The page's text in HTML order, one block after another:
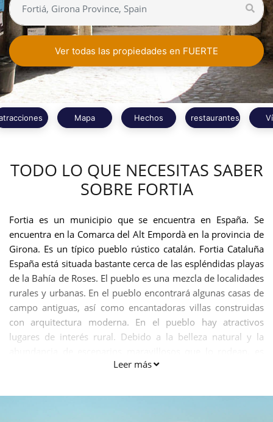
Ver todas las propiedades en FUERTE
Mapa Hechos restaurantes
TODO LO QUE NECESITAS SABER
SOBRE FORTIA
Fortia es un municipio que se encuentra en España. Se
encuentra en la Comarca del Alt Empordà en la provincia de
Girona. Es un típico pueblo rústico catalán. Fortia Cataluña
España está situada bastante cerca de las espléndidas playas
de la Bahía de Roses. El pueblo es una mezcla de localidades
rurales y urbanas. En el pueblo encontrará algunas casas de
campo antiguas, así como encantadoras villas construidas
con arquitectura moderna. En el pueblo hay atractivos
lugares de interés rural. Debido a la belleza natural y la
admirado por la mayoría de los turistas procedentes de toda
Leer más